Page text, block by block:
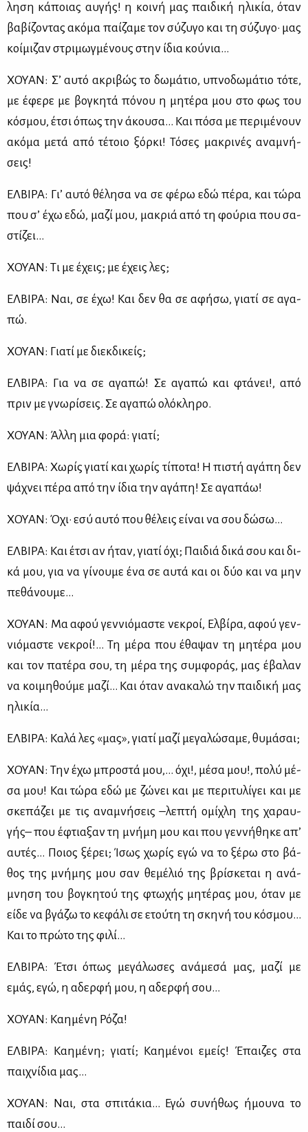
λη­ση κά­ποιας αυ­γής! η κοι­νή μας παι­δι­κή ηλι­κία, όταν
βα­βί­ζο­ντας ακό­μα παί­ζα­με τον σύ­ζυ­γο και τη σύ­ζυ­γο· μας
κοί­μι­ζαν στρι­μωγ­μέ­νους στην ίδια κού­νια…
ΧΟΥΑΝ: Σ’ αυ­τό ακρι­βώς το δω­μά­τιο, υπνο­δω­μά­τιο τό­τε,
με έφε­ρε με βο­γκη­τά πό­νου η μη­τέ­ρα μου στο φως του
κό­σμου, έτσι όπως την άκου­σα… Και πό­σα με πε­ρι­μέ­νουν
ακό­μα με­τά από τέ­τοιο ξόρ­κι! Τό­σες μα­κρι­νές ανα­μνή­
σεις!
ΕΛ­ΒΙ­ΡΑ: Γι’ αυ­τό θέ­λη­σα να σε φέ­ρω εδώ πέ­ρα, και τώ­ρα
που σ’ έχω εδώ, μα­ζί μου, μα­κριά από τη φού­ρια που σα­
στί­ζει…
ΧΟΥΑΝ: Τι με έχεις; με έχεις λες;
ΕΛ­ΒΙ­ΡΑ: Ναι, σε έχω! Και δεν θα σε αφή­σω, για­τί σε αγα­
πώ.
ΧΟΥΑΝ: Για­τί με διεκ­δι­κείς;
ΕΛ­ΒΙ­ΡΑ: Για να σε αγα­πώ! Σε αγα­πώ και φτά­νει!, από
πριν με γνω­ρί­σεις. Σε αγα­πώ ολό­κλη­ρο.
ΧΟΥΑΝ: Άλ­λη μια φο­ρά: για­τί;
ΕΛ­ΒΙ­ΡΑ: Χω­ρίς για­τί και χω­ρίς τί­πο­τα! Η πι­στή αγά­πη δεν
ψά­χνει πέ­ρα από την ίδια την αγά­πη! Σε αγα­πάω!
ΧΟΥΑΝ: Όχι· εσύ αυ­τό που θέ­λεις εί­ναι να σου δώ­σω…
ΕΛ­ΒΙ­ΡΑ: Και έτσι αν ήταν, για­τί όχι; Παι­διά δι­κά σου και δι­
κά μου, για να γί­νου­με ένα σε αυ­τά και οι δύο και να μην
πε­θά­νου­με…
ΧΟΥΑΝ: Μα αφού γεν­νιό­μα­στε νε­κροί, Ελ­βί­ρα, αφού γεν­
νιό­μα­στε νε­κροί!... Τη μέ­ρα που έθα­ψαν τη μη­τέ­ρα μου
και τον πα­τέ­ρα σου, τη μέ­ρα της συμ­φο­ράς, μας έβα­λαν
να κοι­μη­θού­με μα­ζί… Και όταν ανα­κα­λώ την παι­δι­κή μας
ηλι­κία…
ΕΛ­ΒΙ­ΡΑ: Κα­λά λες «μας», για­τί μα­ζί με­γα­λώ­σα­με, θυ­μά­σαι;
ΧΟΥΑΝ: Την έχω μπρο­στά μου,… όχι!, μέ­σα μου!, πο­λύ μέ­
σα μου! Και τώ­ρα εδώ με ζώ­νει και με πε­ρι­τυ­λί­γει και με
σκε­πά­ζει με τις ανα­μνή­σεις –λε­πτή ομί­χλη της χα­ραυ­
γής– που έφτια­ξαν τη μνή­μη μου και που γεν­νή­θη­κε απ’
αυ­τές… Ποιος ξέ­ρει; Ίσως χω­ρίς εγώ να το ξέ­ρω στο βά­
θος της μνή­μης μου σαν θε­μέ­λιό της βρί­σκε­ται η ανά­
μνη­ση του βο­γκη­τού της φτω­χής μη­τέ­ρας μου, όταν με
εί­δε να βγά­ζω το κε­φά­λι σε ετού­τη τη σκη­νή του κό­σμου…
Και το πρώ­το της φι­λί…
ΕΛ­ΒΙ­ΡΑ: Έτσι όπως με­γά­λω­σες ανά­με­σά μας, μα­ζί με
εμάς, εγώ, η αδερ­φή μου, η αδερ­φή σου…
ΧΟΥΑΝ: Καη­μέ­νη Ρό­ζα!
ΕΛ­ΒΙ­ΡΑ: Καη­μέ­νη; για­τί; Καη­μέ­νοι εμείς! Έπαι­ζες στα
παι­χνί­δια μας…
ΧΟΥΑΝ: Ναι, στα σπι­τά­κια… Εγώ συ­νή­θως ήμου­να το
παι­δί σου…